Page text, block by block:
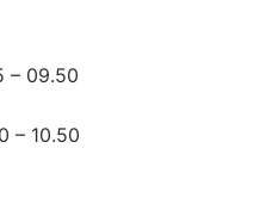
– 09.50
– 10.50